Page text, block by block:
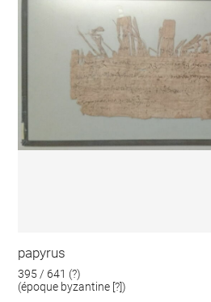
papyrus
395 / 641 (?)
(époque byzantine [?])